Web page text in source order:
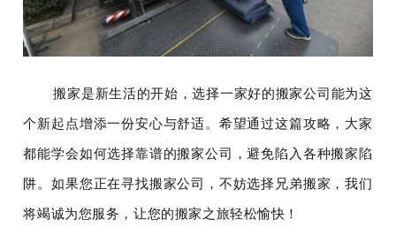
搬家是新生活的开始，选择一家好的搬家公司能为这
个新起点增添一份安心与舒适。希望通过这篇攻略，大家
都能学会如何选择靠谱的搬家公司，避免陷入各种搬家陷
阱。如果您正在寻找搬家公司，不妨选择兄弟搬家，我们
将竭诚为您服务，让您的搬家之旅轻松愉快！